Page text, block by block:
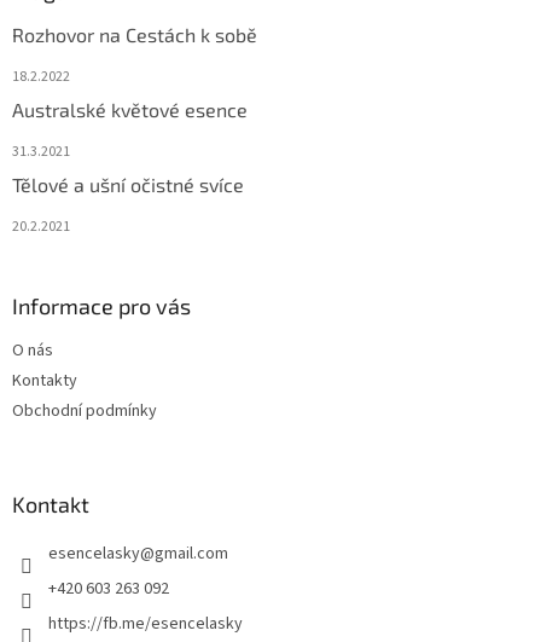
Rozhovor na Cestách k sobě
18.2.2022
Australské květové esence
31.3.2021
Tělové a ušní očistné svíce
20.2.2021
Informace pro vás
O nás
Kontakty
Obchodní podmínky
Kontakt
esencelasky@gmail.com
+420 603 263 092
https://fb.me/esencelasky